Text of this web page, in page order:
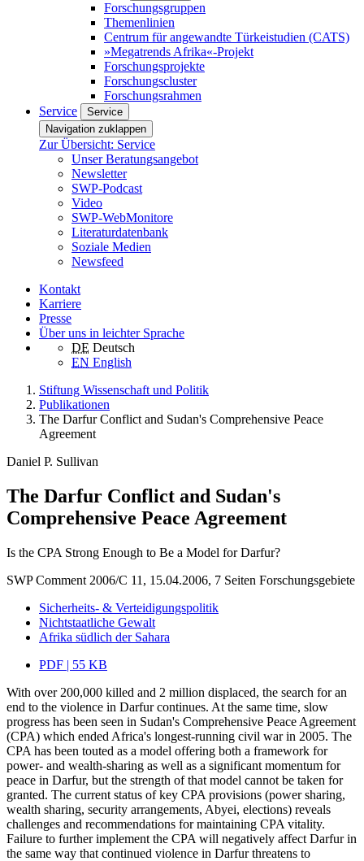
Forschungsgruppen
Themenlinien
Centrum für angewandte Türkeistudien (CATS)
»Megatrends Afrika«-Projekt
Forschungsprojekte
Forschungscluster
Forschungsrahmen
Service
Service
Navigation zuklappen
Zur Übersicht: Service
Unser Beratungsangebot
Newsletter
SWP-Podcast
Video
SWP-WebMonitore
Literaturdatenbank
Soziale Medien
Newsfeed
Kontakt
Karriere
Presse
Über uns in leichter Sprache
DE Deutsch
EN English
Stiftung Wissenschaft und Politik
Publikationen
The Darfur Conflict and Sudan's Comprehensive Peace
Agreement
Daniel P. Sullivan
The Darfur Conflict and Sudan's
Comprehensive Peace Agreement
Is the CPA Strong Enough to Be a Model for Darfur?
SWP Comment 2006/C 11, 15.04.2006, 7 Seiten Forschungsgebiete
Sicherheits- & Verteidigungspolitik
Nichtstaatliche Gewalt
Afrika südlich der Sahara
PDF | 55 KB
With over 200,000 killed and 2 million displaced, the search for an
end to the violence in Darfur continues. At the same time, slow
progress has been seen in Sudan's Comprehensive Peace Agreement
(CPA) which ended Africa's longest-running civil war in 2005. The
CPA has been touted as a model offering both a framework for
power- and wealth-sharing as well as a significant momentum for
peace in Darfur, but the strength of that model cannot be taken for
granted. The current status of key CPA provisions (power sharing,
wealth sharing, security arrangements, Abyei, elections) reveals
challenges and recommendations for maintaining CPA vitality.
Failure to further implement the CPA will negatively affect Darfur in
the same way that continued violence in Darfur threatens to